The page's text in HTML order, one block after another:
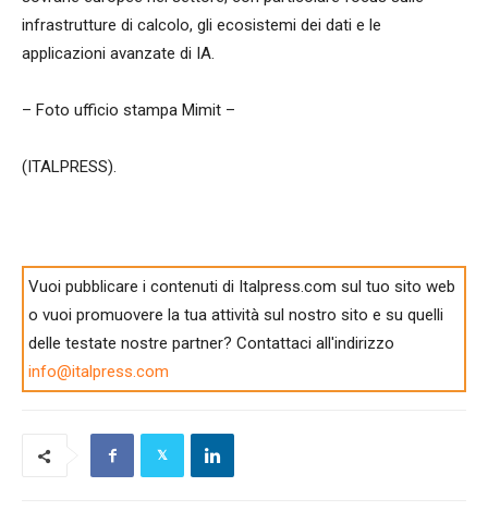
infrastrutture di calcolo, gli ecosistemi dei dati e le
applicazioni avanzate di IA.
– Foto ufficio stampa Mimit –
(ITALPRESS).
Vuoi pubblicare i contenuti di Italpress.com sul tuo sito web
o vuoi promuovere la tua attività sul nostro sito e su quelli
delle testate nostre partner? Contattaci all'indirizzo
info@italpress.com